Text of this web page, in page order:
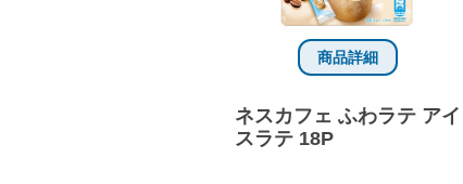
商品詳細
ネスカフェ ふわラテ アイ
スラテ 18P